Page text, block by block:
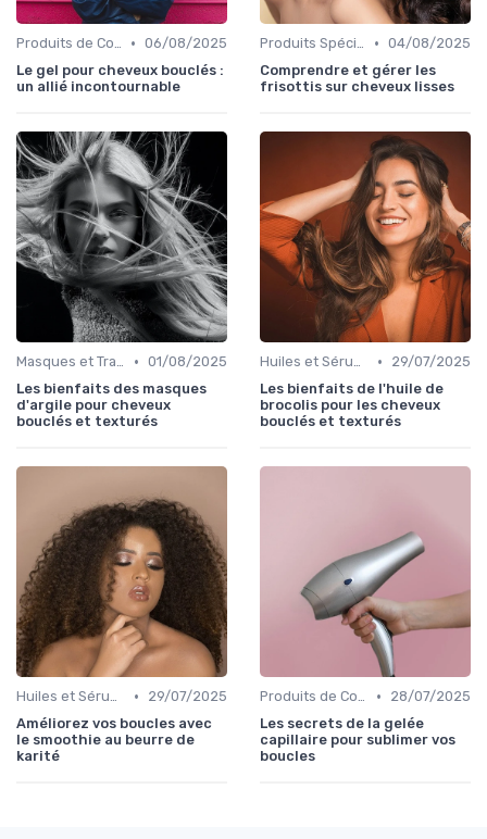
Produits de Coiffage • 06/08/2025
Le gel pour cheveux bouclés :
un allié incontournable
Produits Spécifiques (Anti-Frisottis, Hydratants) • 04/08/2025
Comprendre et gérer les
frisottis sur cheveux lisses
Masques et Traitements en Profondeur • 01/08/2025
Les bienfaits des masques
d'argile pour cheveux
bouclés et texturés
Huiles et Sérums •
29/07/2025
Les bienfaits de l'huile de
brocolis pour les cheveux
bouclés et texturés
Huiles et Sérums •
29/07/2025
Améliorez vos boucles avec
le smoothie au beurre de
karité
Produits de Coiffage •
28/07/2025
Les secrets de la gelée
capillaire pour sublimer vos
boucles